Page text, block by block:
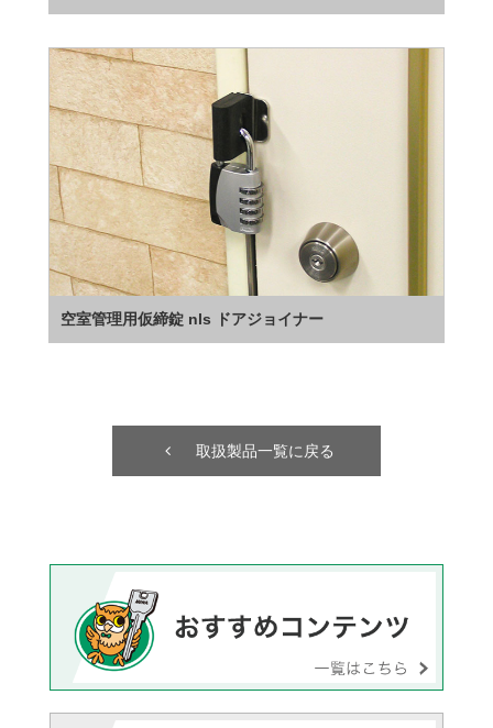
空室管理用仮締錠 nls ドアジョイナー
取扱製品一覧に戻る